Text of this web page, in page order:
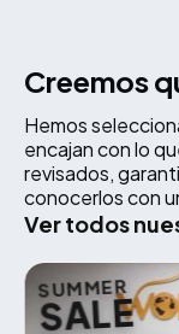
Creemos
Hemos
encajan con lo
revisados,
conocerlos con
Ver todos
SUMMER
SALE